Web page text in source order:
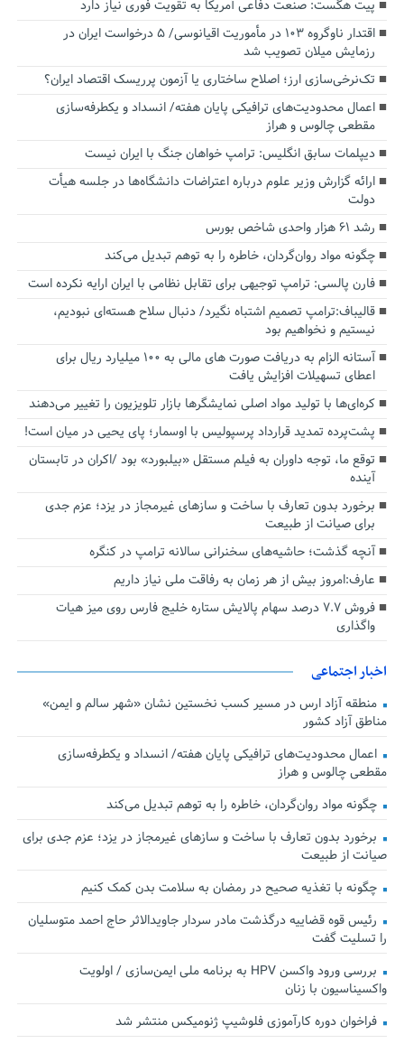
پیت هگست: صنعت دفاعی آمریکا به تقویت فوری نیاز دارد
اقتدار ناوگروه ۱۰۳ در مأموریت‌ اقیانوسی/ ۵ درخواست ایران در
رزمایش میلان تصویب شد
تک‌نرخی‌سازی ارز؛ اصلاح ساختاری یا آزمون پرریسک اقتصاد ایران؟
اعمال محدودیت‌های ترافیکی پایان هفته/ انسداد و یکطرفه‌سازی
مقطعی چالوس و هراز
دیپلمات سابق انگلیس:‌ ترامپ خواهان جنگ با ایران نیست
ارائه گزارش وزیر علوم درباره اعتراضات دانشگاه‌ها در جلسه هیأت
دولت
رشد ۶۱ هزار واحدی شاخص بورس
چگونه مواد روان‌گردان، خاطره را به توهم تبدیل می‌کند
فارن پالسی: ترامپ توجیهی برای تقابل نظامی با ایران ارایه نکرده است
قالیباف:ترامپ تصمیم اشتباه نگیرد/ دنبال سلاح هسته‌ای نبودیم،
نیستیم و نخواهیم بود
آستانه الزام به دریافت صورت های مالی به ۱۰۰ میلیارد ریال برای
اعطای تسهیلات افزایش یافت
کره‌ای‌ها با تولید مواد اصلی نمایشگرها بازار تلویزیون را تغییر می‌دهند
پشت‌پرده تمدید قرارداد پرسپولیس با اوسمار؛ پای یحیی در میان است!
توقع ما، توجه داوران به فیلم مستقل «بیلبورد» بود /اکران در تابستان
آینده
برخورد بدون تعارف با ساخت‌ و سازهای غیرمجاز در یزد؛ عزم جدی
برای صیانت از طبیعت
آنچه گذشت؛ حاشیه‌های سخنرانی سالانه ترامپ در کنگره
عارف:امروز بیش از هر زمان به رفاقت ملی نیاز داریم
فروش ۷.۷ درصد سهام پالایش ستاره خلیج فارس روی میز هیات
واگذاری
اخبار اجتماعی
منطقه آزاد ارس در مسیر کسب نخستین نشان «شهر سالم و ایمن»
مناطق آزاد کشور
اعمال محدودیت‌های ترافیکی پایان هفته/ انسداد و یکطرفه‌سازی
مقطعی چالوس و هراز
چگونه مواد روان‌گردان، خاطره را به توهم تبدیل می‌کند
برخورد بدون تعارف با ساخت‌ و سازهای غیرمجاز در یزد؛ عزم جدی برای
صیانت از طبیعت
چگونه با تغذیه صحیح در رمضان به سلامت بدن کمک کنیم
رئیس قوه قضاییه درگذشت مادر سردار جاویدالاثر حاج احمد متوسلیان
را تسلیت گفت
بررسی ورود واکسن HPV به برنامه ملی ایمن‌سازی / اولویت
واکسیناسیون با زنان
فراخوان دوره کارآموزی فلوشیپ ژنومیکس منتشر شد